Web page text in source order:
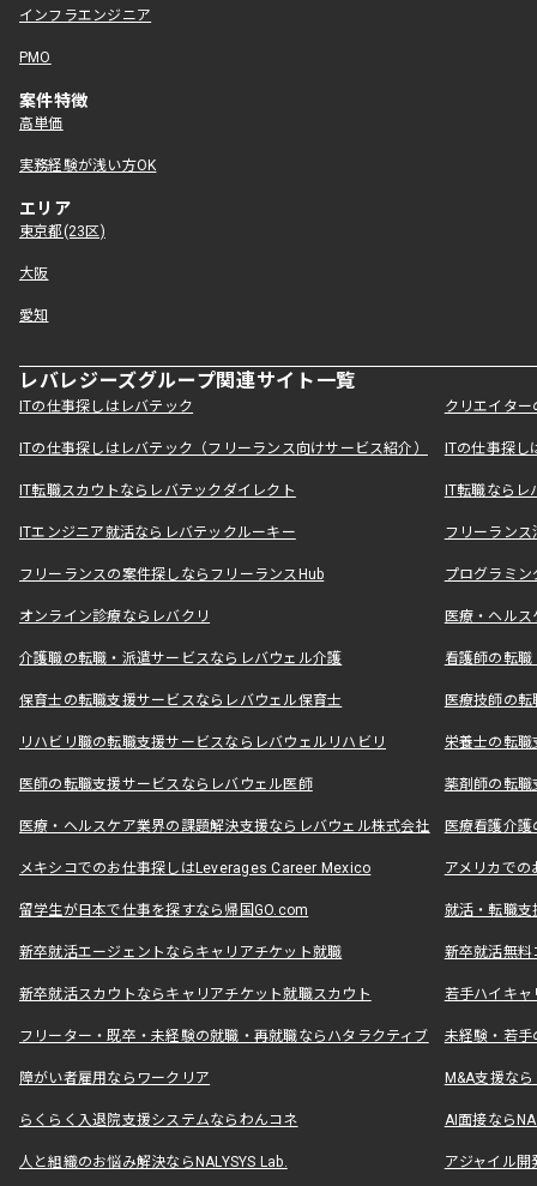
インフラエンジニア
PMO
案件特徴
高単価
実務経験が浅い方OK
エリア
東京都(23区)
大阪
愛知
レバレジーズグループ関連サイト一覧
ITの仕事探しはレバテック クリエイタ
ITの仕事探しはレバテック（フリーランス向けサービス紹介） ITの仕事探
IT転職スカウトならレバテックダイレクト IT転職なら
ITエンジニア就活ならレバテックルーキー フリーラン
フリーランスの案件探しならフリーランスHub プログラミ
オンライン診療ならレバクリ 医療・ヘル
介護職の転職・派遣サービスならレバウェル介護 看護師の転
保育士の転職支援サービスならレバウェル保育士 医療技師の
リハビリ職の転職支援サービスならレバウェルリハビリ 栄養士の転
医師の転職支援サービスならレバウェル医師 薬剤師の転
医療・ヘルスケア業界の課題解決支援ならレバウェル株式会社 医療看護介
メキシコでのお仕事探しはLeverages Career Mexico アメリカで
留学生が日本で仕事を探すなら帰国GO.com 就活・転職
新卒就活エージェントならキャリアチケット就職 新卒就活無料
新卒就活スカウトならキャリアチケット就職スカウト 若手ハイキ
フリーター・既卒・未経験の就職・再就職ならハタラクティブ 未経験・若手
障がい者雇用ならワークリア M&A支援な
らくらく入退院支援システムならわんコネ AI面接なら
人と組織のお悩み解決ならNALYSYS Lab. アジャイル